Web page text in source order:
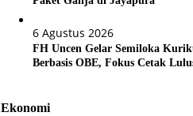
6 Agustus 2026
FH Uncen Gelar Semiloka
Berbasis OBE, Fokus Cetak
Ekonomi